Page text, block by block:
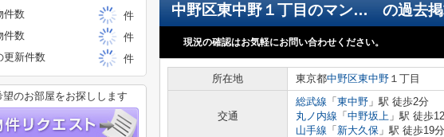
中野区東中野１丁目のマンション の過去
現況の確認はお気軽にお問い合わせください。
所在地 東京都中野区東中野 １丁目
交通
総武線 「 東中野 」駅 徒歩2分
丸ノ内線 「 中野坂上 」駅 徒歩
山手線 「 新大久保 」駅 徒歩19分
件数
件
件数
件
更新件数
件
のお部屋をお探しします